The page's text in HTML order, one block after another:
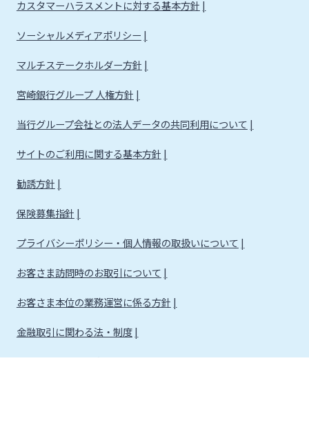
カスタマーハラスメントに対する基本方針
ソーシャルメディアポリシー
マルチステークホルダー方針
宮崎銀行グループ 人権方針
当行グループ会社との法人データの共同利用について
サイトのご利用に関する基本方針
勧誘方針
保険募集指針
プライバシーポリシー・個人情報の取扱いについて
お客さま訪問時のお取引について
お客さま本位の業務運営に係る方針
金融取引に関わる法・制度
金融取引に関わる方針